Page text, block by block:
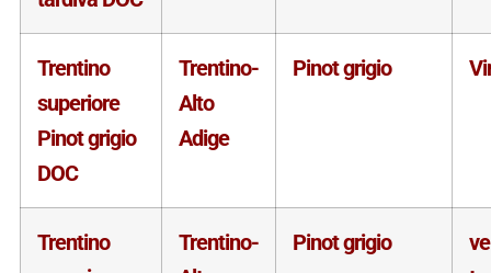
Trentino
superiore
Pinot grigio
DOC
Trentino-
Alto
Adige
Pinot grigio
Trentino
Trentino-
Pinot grigio